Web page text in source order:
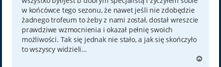
w końcówce tego sezonu, że nawet jeśli nie zdobędzie
żadnego trofeum to żeby z nami został, dostał wreszcie
prawdziwe wzmocnienia i okazał pełnię swoich
możliwości. Tak się jednak nie stało, a jak się skończyło
to wszyscy widzieli…